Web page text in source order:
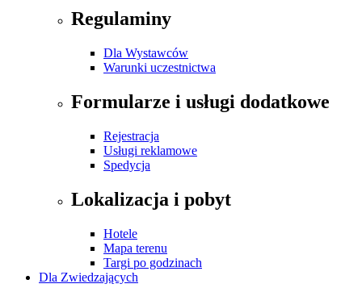
Regulaminy
Dla Wystawców
Warunki uczestnictwa
Formularze i usługi dodatkowe
Rejestracja
Usługi reklamowe
Spedycja
Lokalizacja i pobyt
Hotele
Mapa terenu
Targi po godzinach
Dla Zwiedzających